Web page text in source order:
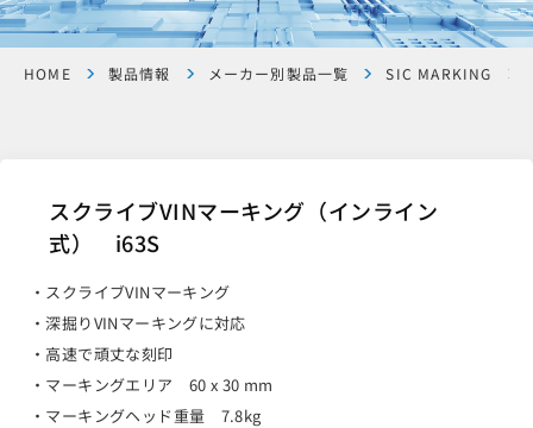
HOME 製品情報 メーカー別製品一覧 SIC MARKING
スクライブVINマーキング（インライン
式） i63S
・スクライブVINマーキング
・深掘りVINマーキングに対応
・高速で頑丈な刻印
・マーキングエリア 60 x 30 mm
・マーキングヘッド重量 7.8kg